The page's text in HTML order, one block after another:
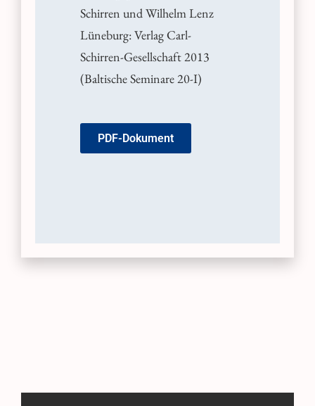
Schirren und Wilhelm Lenz
Lüneburg: Verlag Carl-
Schirren-Gesellschaft 2013
(Baltische Seminare 20-I)
PDF-Dokument